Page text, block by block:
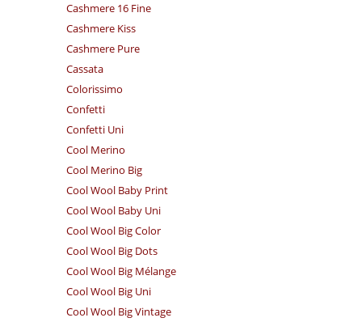
Cashmere 16 Fine
Cashmere Kiss
Cashmere Pure
Cassata
Colorissimo
Confetti
Confetti Uni
Cool Merino
Cool Merino Big
Cool Wool Baby Print
Cool Wool Baby Uni
Cool Wool Big Color
Cool Wool Big Dots
Cool Wool Big Mélange
Cool Wool Big Uni
Cool Wool Big Vintage